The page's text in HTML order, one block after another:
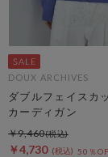
DOUX ARCHIVES
ダブルフェイスカ
カーディガン
￥4,730 50％
￥9,460